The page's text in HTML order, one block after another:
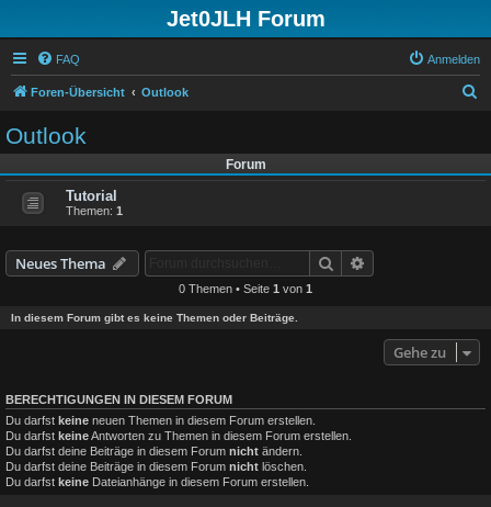
Jet0JLH Forum
FAQ Anmelden
Foren-Übersicht Outlook
Outlook
Forum
Tutorial
Themen: 1
Neues Thema Suche
0 Themen • Seite 1 von 1
In diesem Forum gibt es keine Themen oder Beiträge.
Gehe zu
BERECHTIGUNGEN IN DIESEM FORUM
Du darfst keine neuen Themen in diesem Forum erstellen.
Du darfst keineAntworten zu Themen in diesem Forum erstellen.
Du darfst deine Beiträge in diesem Forum nicht ändern.
Du darfst deine Beiträge in diesem Forum nicht löschen.
Du darfst keine Dateianhänge in diesem Forum erstellen.